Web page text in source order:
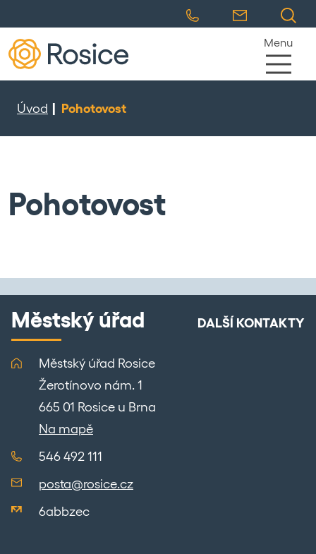
Menu
Úvod Pohotovost
Pohotovost
Městský úřad DALŠÍ KONTAKTY
Městský úřad Rosice
Žerotínovo nám. 1
665 01 Rosice u Brna
Na mapě
546 492 111
posta@rosice.cz
6abbzec